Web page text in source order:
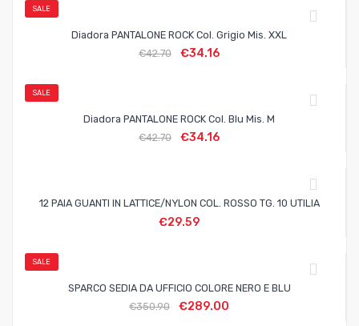
SALE
Diadora PANTALONE ROCK Col. Grigio Mis. XXL
€42.70 €34.16
SALE
Diadora PANTALONE ROCK Col. Blu Mis. M
€42.70 €34.16
12 PAIA GUANTI IN LATTICE/NYLON COL. ROSSO TG. 10 UTILIA
€29.59
SALE
SPARCO SEDIA DA UFFICIO COLORE NERO E BLU
€350.90 €289.00